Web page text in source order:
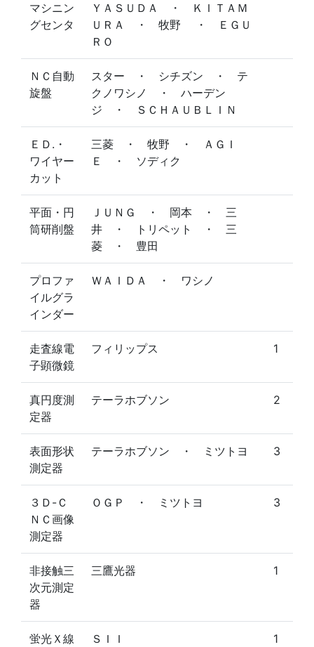
マシニン
グセンタ
ＹＡＳＵＤＡ ・ ＫＩＴＡＭ
ＵＲＡ ・ 牧野 ・ ＥＧＵ
ＲＯ
ＮＣ自動
旋盤
スター ・ シチズン ・ テ
クノワシノ ・ ハーデン
ジ ・ ＳＣＨＡＵＢＬＩＮ
ＥＤ.・
ワイヤー
カット
三菱 ・ 牧野 ・ ＡＧＩ
Ｅ ・ ソディク
平面・円
筒研削盤
ＪＵＮＧ ・ 岡本 ・ 三
井 ・ トリペット ・ 三
菱 ・ 豊田
プロファ
イルグラ
インダー
ＷＡＩＤＡ ・ ワシノ
走査線電
子顕微鏡
フィリップス 1
真円度測
定器
テーラホブソン 2
表面形状
測定器
テーラホブソン ・ ミツトヨ 3
３Ｄ-Ｃ
ＮＣ画像
測定器
ＯＧＰ ・ ミツトヨ 3
非接触三
次元測定
器
三鷹光器 1
蛍光Ｘ線
ＳＩＩ 1